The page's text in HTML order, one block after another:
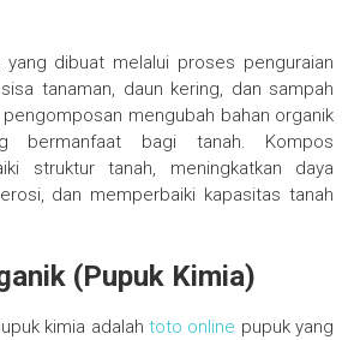
dibuat melalui proses penguraian
tanaman, daun kering, dan sampah
mengubah bahan organik
bermanfaat bagi tanah. Kompos
struktur tanah, meningkatkan daya
dan memperbaiki kapasitas tanah
(Pupuk Kimia)
kimia adalahtoto online pupuk yang